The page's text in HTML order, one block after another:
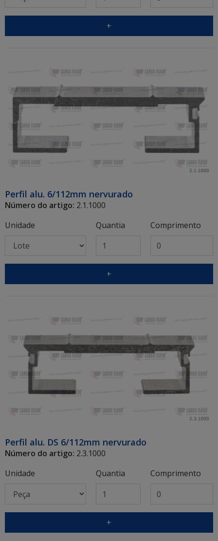
+
Perfil alu. 6/112mm nervurado
Número do artigo: 2.1.1000
Unidade
Quantia Comprimento
+
Perfil alu. DS 6/112mm nervurado
Número do artigo: 2.3.1000
Unidade
Quantia Comprimento
+